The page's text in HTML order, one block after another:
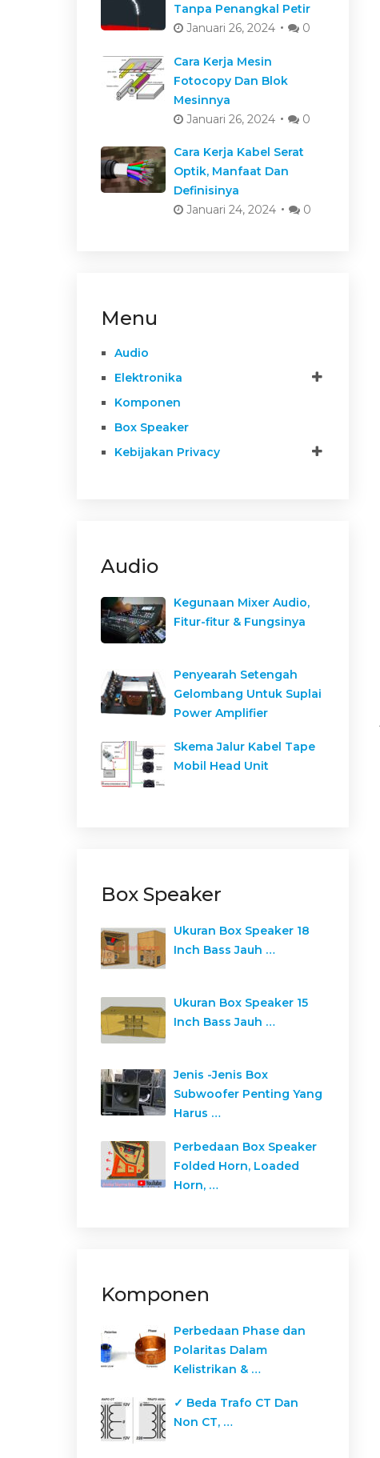
Tanpa Penangkal Petir
Januari 26, 2024
0
Cara Kerja Mesin
Fotocopy Dan Blok
Mesinnya
Januari 26, 2024
0
Cara Kerja Kabel Serat
Optik, Manfaat Dan
Definisinya
Januari 24, 2024
0
Menu
Audio
Elektronika
Komponen
Box Speaker
Kebijakan Privacy
Audio
Kegunaan Mixer Audio,
Fitur-fitur & Fungsinya
Penyearah Setengah
Gelombang Untuk Suplai
Power Amplifier
Skema Jalur Kabel Tape
Mobil Head Unit
Box Speaker
Ukuran Box Speaker 18
Inch Bass Jauh …
Ukuran Box Speaker 15
Inch Bass Jauh …
Jenis -Jenis Box
Subwoofer Penting Yang
Harus …
Perbedaan Box Speaker
Folded Horn, Loaded
Horn, …
Komponen
Perbedaan Phase dan
Polaritas Dalam
Kelistrikan & …
✓ Beda Trafo CT Dan
Non CT, …